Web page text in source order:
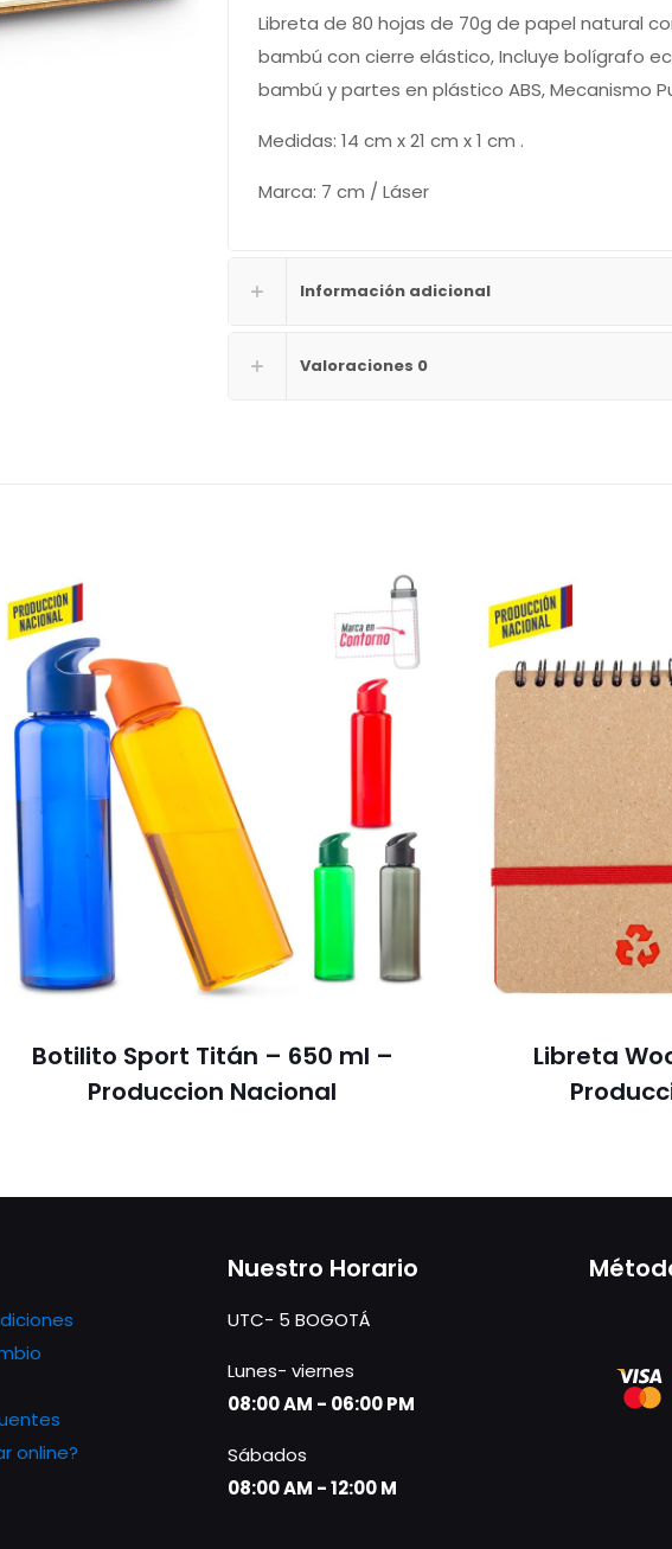
Libreta de 80 hojas de 70g de papel natural
bambú con cierre elástico, Incluye bolígrafo
bambú y partes en plástico ABS, Mecanismo
Medidas: 14 cm x 21 cm x 1 cm .
Marca: 7 cm / Láser
Información adicional
Valoraciones 0
Botilito Sport Titán – 650 ml –
Produccion Nacional
Libreta
online?
Nuestro Horario
UTC- 5 BOGOTÁ
Lunes- viernes
08:00 AM - 06:00 PM
Sábados
08:00 AM - 12:00 M